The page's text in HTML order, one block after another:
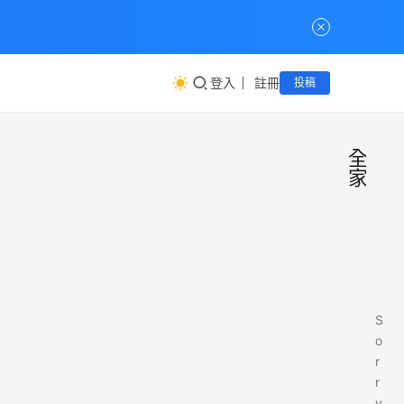
登入 註冊 投稿
全
家
S
o
r
r